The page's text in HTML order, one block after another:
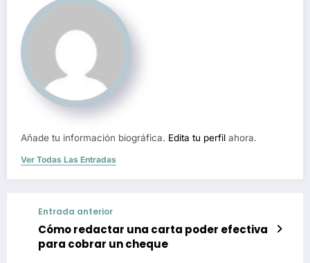
Añade tu información biográfica. Edita tu perfil ahora.
Ver Todas Las Entradas
Entrada anterior
Cómo redactar una carta poder efectiva
para cobrar un cheque